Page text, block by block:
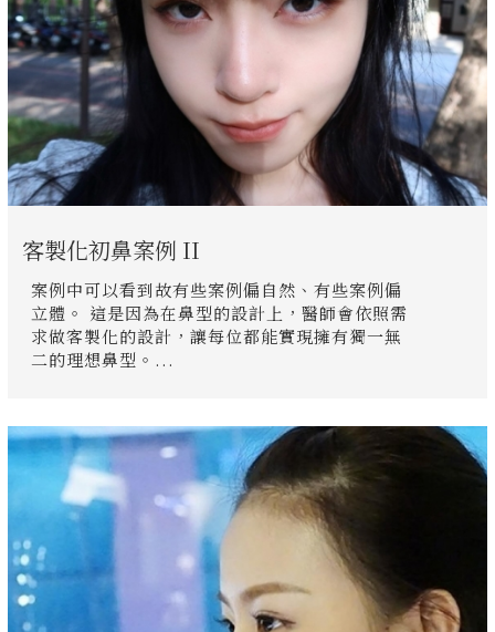
客製化初鼻案例 II
案例中可以看到故有些案例偏自然、有些案例偏
立體。 這是因為在鼻型的設計上，醫師會依照需
求做客製化的設計，讓每位都能實現擁有獨一無
二的理想鼻型。...